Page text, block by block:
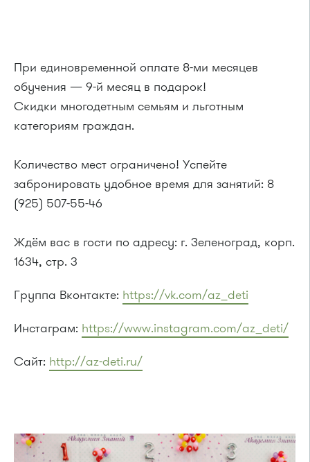
При единовременной оплате 8-ми месяцев
обучения — 9-й месяц в подарок!
Скидки многодетным семьям и льготным
категориям граждан.
Количество мест ограничено! Успейте
забронировать удобное время для занятий: 8
(925) 507-55-46
Ждём вас в гости по адресу: г. Зеленоград, корп.
1634, стр. 3
Группа Вконтакте: https://vk.com/az_deti
Инстаграм: https://www.instagram.com/az_deti/
Сайт: http://az-deti.ru/